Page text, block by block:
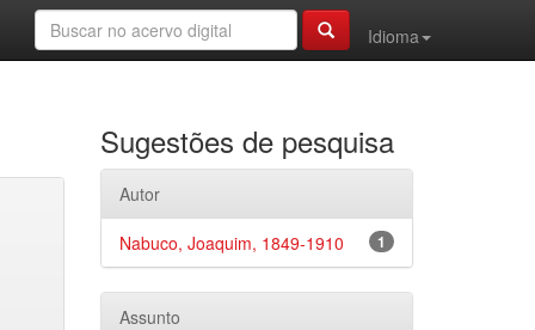
Idioma
Sugestões de pesquisa
Autor
1
Nabuco, Joaquim, 1849-1910
Assunto